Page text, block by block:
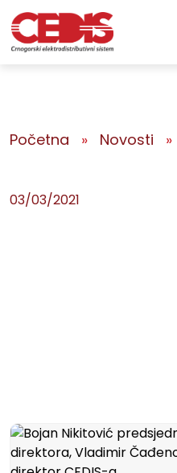
Početna » Novosti »
03/03/2021